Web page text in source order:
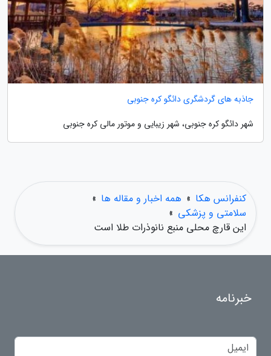
جاذبه های گردشگری دائگو کره جنوبی
شهر دائگو کره جنوبی، شهر زیبایی و موتور مالی کره جنوبی
کنفرانس هکا » همه اخبار و مقاله ها »
سلامتی و پزشکی »
این قارچ محلی منبع نانوذرات طلا است
خبرنامه